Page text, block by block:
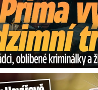
Pes pokousal